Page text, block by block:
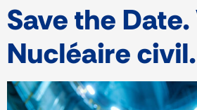
Save the
Nucléaire